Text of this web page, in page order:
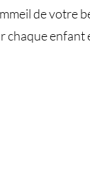
de votre
enfant